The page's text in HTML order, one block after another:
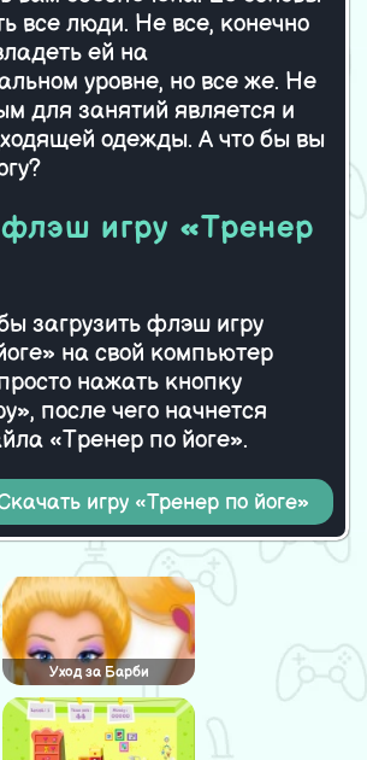
Уход за Барби
Лолита Гот
все люди. Не все, конечно
ей на
уровне, но все же. Не
для занятий является и
одежды. А что бы вы
игру «Тренер
загрузить флэш игру
на свой компьютер
нажать кнопку
после чего начнется
«Тренер по йоге».
игру «Тренер по йоге»